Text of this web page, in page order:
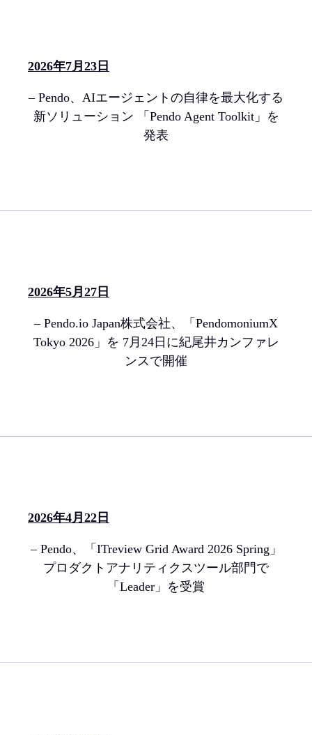
2026年7月23日
– Pendo、AIエージェントの自律を最大化する
新ソリューション 「Pendo Agent Toolkit」を
発表
2026年5月27日
– Pendo.io Japan株式会社、「PendomoniumX
Tokyo 2026」を 7月24日に紀尾井カンファレ
ンスで開催
2026年4月22日
– Pendo、「ITreview Grid Award 2026 Spring」
プロダクトアナリティクスツール部門で
「Leader」を受賞